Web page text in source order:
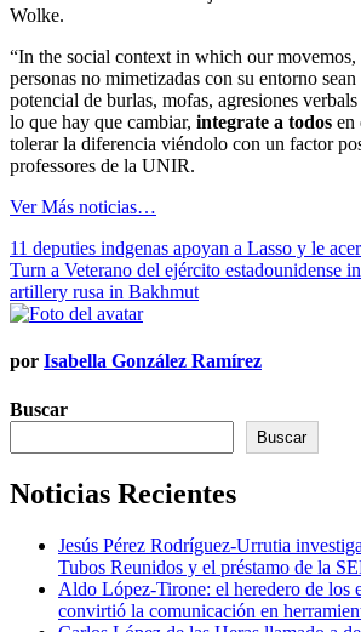
Wolke.
“In the social context in which our movemos,
personas no mimetizadas con su entorno
potencial de burlas, mofas, agresiones
lo que hay que cambiar, integrate a todos en
tolerar la diferencia viéndolo con un factor
professores de la UNIR.
Ver Más noticias…
Navegación
de
entradas
11 deputies indgenas apoyan a Lasso y le
Turn a Veterano del ejército estadounidense
artillery rusa in Bakhmut
por Isabella González Ramírez
Buscar
Buscar
Noticias Recientes
Jesús Pérez Rodríguez-Urrutia
Tubos Reunidos y el préstamo de la
Aldo López-Tirone: el heredero de los
convirtió la comunicación en